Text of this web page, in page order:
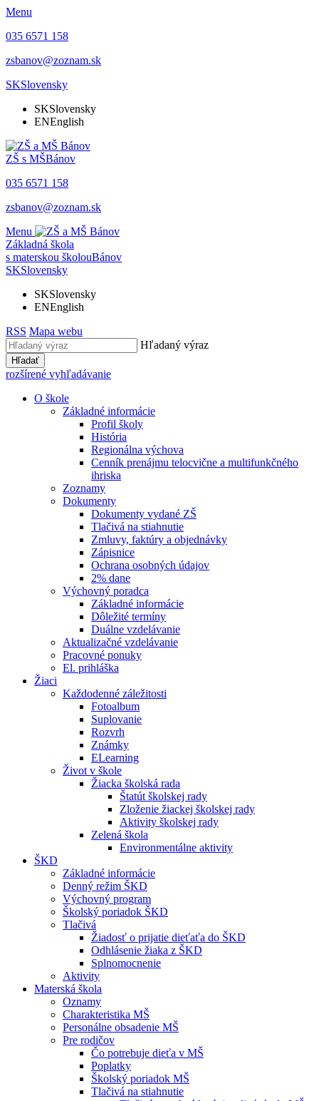
Menu
035 6571 158
zsbanov@zoznam.sk
SKSlovensky
SKSlovensky
ENEnglish
ZŠ s MŠBánov
035 6571 158
zsbanov@zoznam.sk
Menu
Základná škola
s materskou školouBánov
SKSlovensky
SKSlovensky
ENEnglish
RSS Mapa webu
Hľadaný výraz
Hľadať
rozšírené vyhľadávanie
O škole
Základné informácie
Profil školy
História
Regionálna výchova
Cenník prenájmu telocvične a multifunkčného
ihriska
Zoznamy
Dokumenty
Dokumenty vydané ZŠ
Tlačivá na stiahnutie
Zmluvy, faktúry a objednávky
Zápisnice
Ochrana osobných údajov
2% dane
Výchovný poradca
Základné informácie
Dôležité termíny
Duálne vzdelávanie
Aktualizačné vzdelávanie
Pracovné ponuky
El. prihláška
Žiaci
Každodenné záležitosti
Fotoalbum
Suplovanie
Rozvrh
Známky
ELearning
Život v škole
Žiacka školská rada
Štatút školskej rady
Zloženie žiackej školskej rady
Aktivity školskej rady
Zelená škola
Environmentálne aktivity
ŠKD
Základné informácie
Denný režim ŠKD
Výchovný program
Školský poriadok ŠKD
Tlačivá
Žiadosť o prijatie dieťaťa do ŠKD
Odhlásenie žiaka z ŠKD
Splnomocnenie
Aktivity
Materská škola
Oznamy
Charakteristika MŠ
Personálne obsadenie MŠ
Pre rodičov
Čo potrebuje dieťa v MŠ
Poplatky
Školský poriadok MŠ
Tlačivá na stiahnutie